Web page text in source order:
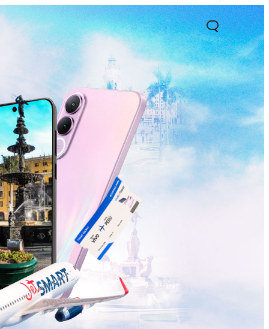
5G nuevo Y05